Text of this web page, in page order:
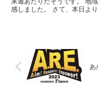
感しました。 さて、本日よ
あ